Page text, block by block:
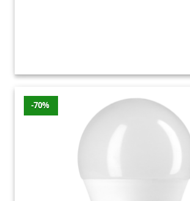
-70%